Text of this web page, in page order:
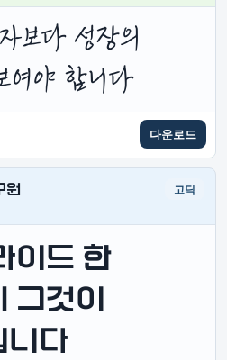
보다 성장의
여야 합니다
다운로드
원
고딕
이드 한
그것이
니다